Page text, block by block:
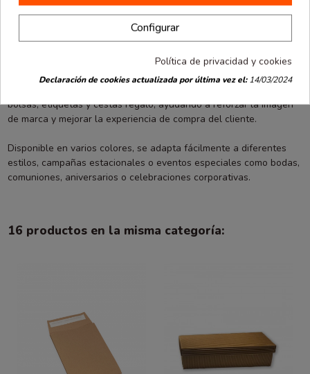
Con ungrosor de 2 mm y una longitud de 100 metros, ofrece
un excelente rendimiento tanto para pequeños negocios como
para profesionales que preparan regalos, productos artesanales o
bolsas, etiquetas y cestas regalo, ayudando a reforzar la imagen
de marca y mejorar la experiencia de compra del cliente.
Disponible en varios colores, se adapta fácilmente a diferentes
estilos, campañas estacionales o eventos especiales como bodas,
comuniones, aniversarios o celebraciones corporativas.
16 productos en la misma categoría:
Configurar
Política de privacidad y cookies
Declaración de cookies actualizada por última vez el:14/03/2024